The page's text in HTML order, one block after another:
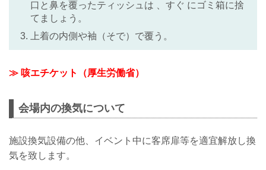
口と鼻を覆ったティッシュは 、すぐ にゴミ箱に捨
てましょう。
上着の内側や袖（そで）で覆う。
≫ 咳エチケット（厚生労働省）
会場内の換気について
施設換気設備の他、イベント中に客席扉等を適宜解放し換
気を致します。